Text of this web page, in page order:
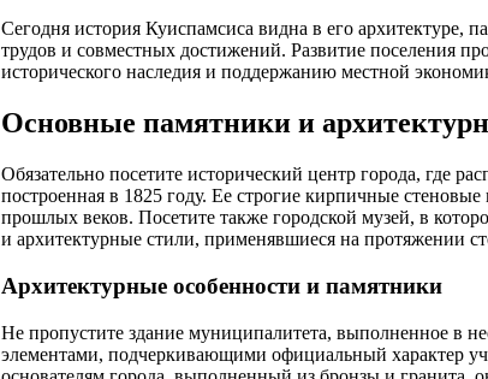
Сегодня история Куиспамсиса видна в его архитектуре,
трудов и совместных достижений. Развитие поселения
исторического наследия и поддержанию местной
Основные памятники и
Обязательно посетите исторический центр города, где
построенная в 1825 году. Ее строгие кирпичные
прошлых веков. Посетите также городской музей, в
и архитектурные стили, применявшиеся на протяжении
Архитектурные особенности и памятники
Не пропустите здание муниципалитета, выполненное в
элементами, подчеркивающими официальный характер